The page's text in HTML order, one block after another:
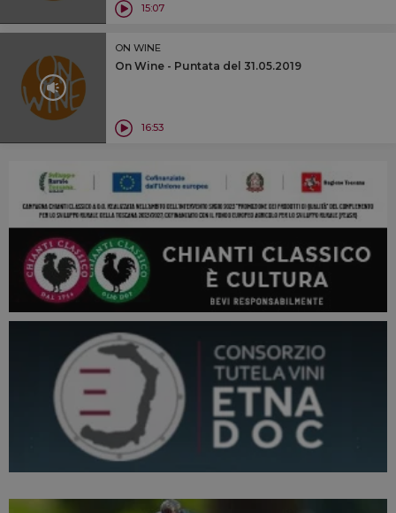
15:07
ON WINE
On Wine - Puntata del 31.05.2019
16:53